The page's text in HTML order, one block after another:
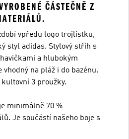
ČÁSTEČNĚ Z
vpředu logo trojlístku,
styl adidas. Stylový střih s
a hlubokým
na pláž i do bazénu.
3 proužky.
minimálně 70 %
Je součástí našeho boje s